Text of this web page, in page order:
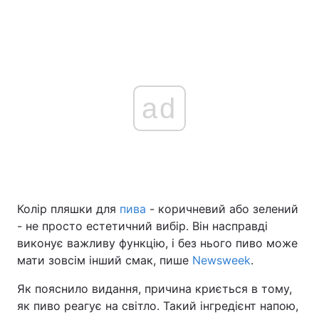
Головна Війна
Україна Політика
Спорт Наука
ad
Колір пляшки для пива - коричневий або зелений
- не просто естетичний вибір. Він насправді
виконує важливу функцію, і без нього пиво може
мати зовсім інший смак, пише Newsweek.
Як пояснило видання, причина криється в тому,
як пиво реагує на світло. Такий інгредієнт напою,